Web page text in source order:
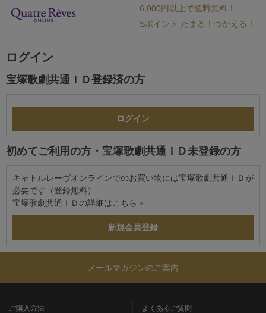
6,000円以上で送料無料！
Sポイント たまる！つかえる！
ログイン
宝塚歌劇共通ＩＤ登録済の方
初めてご利用の方・宝塚歌劇共通ＩＤ未登録の方
キャトルレーヴオンラインでのお買い物には宝塚歌劇共通ＩＤが
必要です（登録無料）
宝塚歌劇共通ＩＤの詳細は こちら＞
メールマガジンのご案内
ご購入方法
よくあるご質問